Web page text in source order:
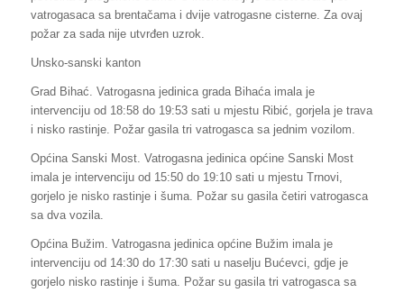
vatrogasaca sa brentačama i dvije vatrogasne cisterne. Za ovaj
požar za sada nije utvrđen uzrok.
Unsko-sanski kanton
Grad Bihać. Vatrogasna jedinica grada Bihaća imala je
intervenciju od 18:58 do 19:53 sati u mjestu Ribić, gorjela je trava
i nisko rastinje. Požar gasila tri vatrogasca sa jednim vozilom.
Općina Sanski Most. Vatrogasna jedinica općine Sanski Most
imala je intervenciju od 15:50 do 19:10 sati u mjestu Trnovi,
gorjelo je nisko rastinje i šuma. Požar su gasila četiri vatrogasca
sa dva vozila.
Općina Bužim. Vatrogasna jedinica općine Bužim imala je
intervenciju od 14:30 do 17:30 sati u naselju Bućevci, gdje je
gorjelo nisko rastinje i šuma. Požar su gasila tri vatrogasca sa